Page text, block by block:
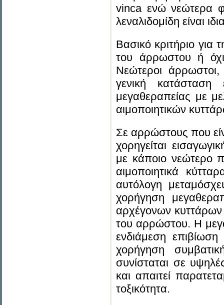
vinca ενώ νεώτερα
λεναλιδομίδη είναι
Βασικό κριτήριο για
του άρρωστου ή
Νεώτεροι
γενική
μεγαθεραπείας με
αιμοποιητικών
Σε αρρώστους που
χορηγείται
με κάποιο νεώτερο
αιμοποιητικά
αυτόλογη
χορήγηση
αρχέγονων
του αρρώστου. Η
ενδιάμεση
χορήγηση
συνίσταται σε
και απαιτεί
τοξικότητα.